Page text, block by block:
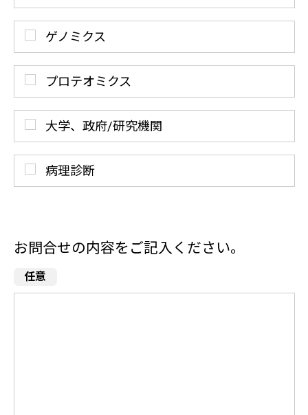
ゲノミクス
プロテオミクス
大学、政府/研究機関
病理診断
お問合せの内容をご記入ください。